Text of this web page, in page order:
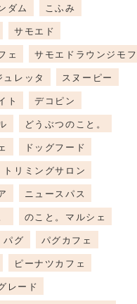
ダム
こふみ
サモエド
ェ
サモエドラウンジモフ
ュレッタ
スヌーピー
ト
デコピン
どうぶつのこと。
ドッグフード
トリミングサロン
ニュースパス
のこと。マルシェ
パグ
パグカフェ
ピーナツカフェ
レード